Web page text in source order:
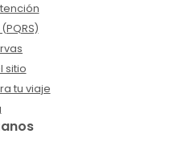
sitio
tu viaje